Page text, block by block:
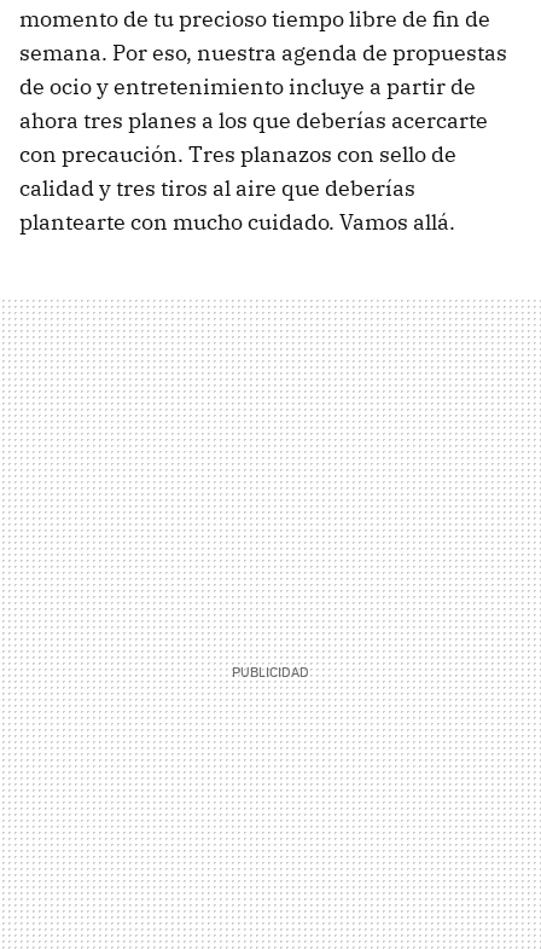
momento de tu precioso tiempo libre de fin de
semana. Por eso, nuestra agenda de propuestas
de ocio y entretenimiento incluye a partir de
ahora tres planes a los que deberías acercarte
con precaución. Tres planazos con sello de
calidad y tres tiros al aire que deberías
plantearte con mucho cuidado. Vamos allá.